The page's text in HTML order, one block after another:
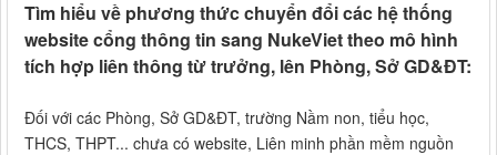
Tìm hiểu về phương thức chuyển đổi các hệ thống
website cổng thông tin sang NukeViet theo mô hình
tích hợp liên thông từ trưởng, lên Phòng, Sở GD&ĐT:
Đối với các Phòng, Sở GD&ĐT, trường Nầm non, tiểu học,
THCS, THPT... chưa có website, Liên minh phần mềm nguồn